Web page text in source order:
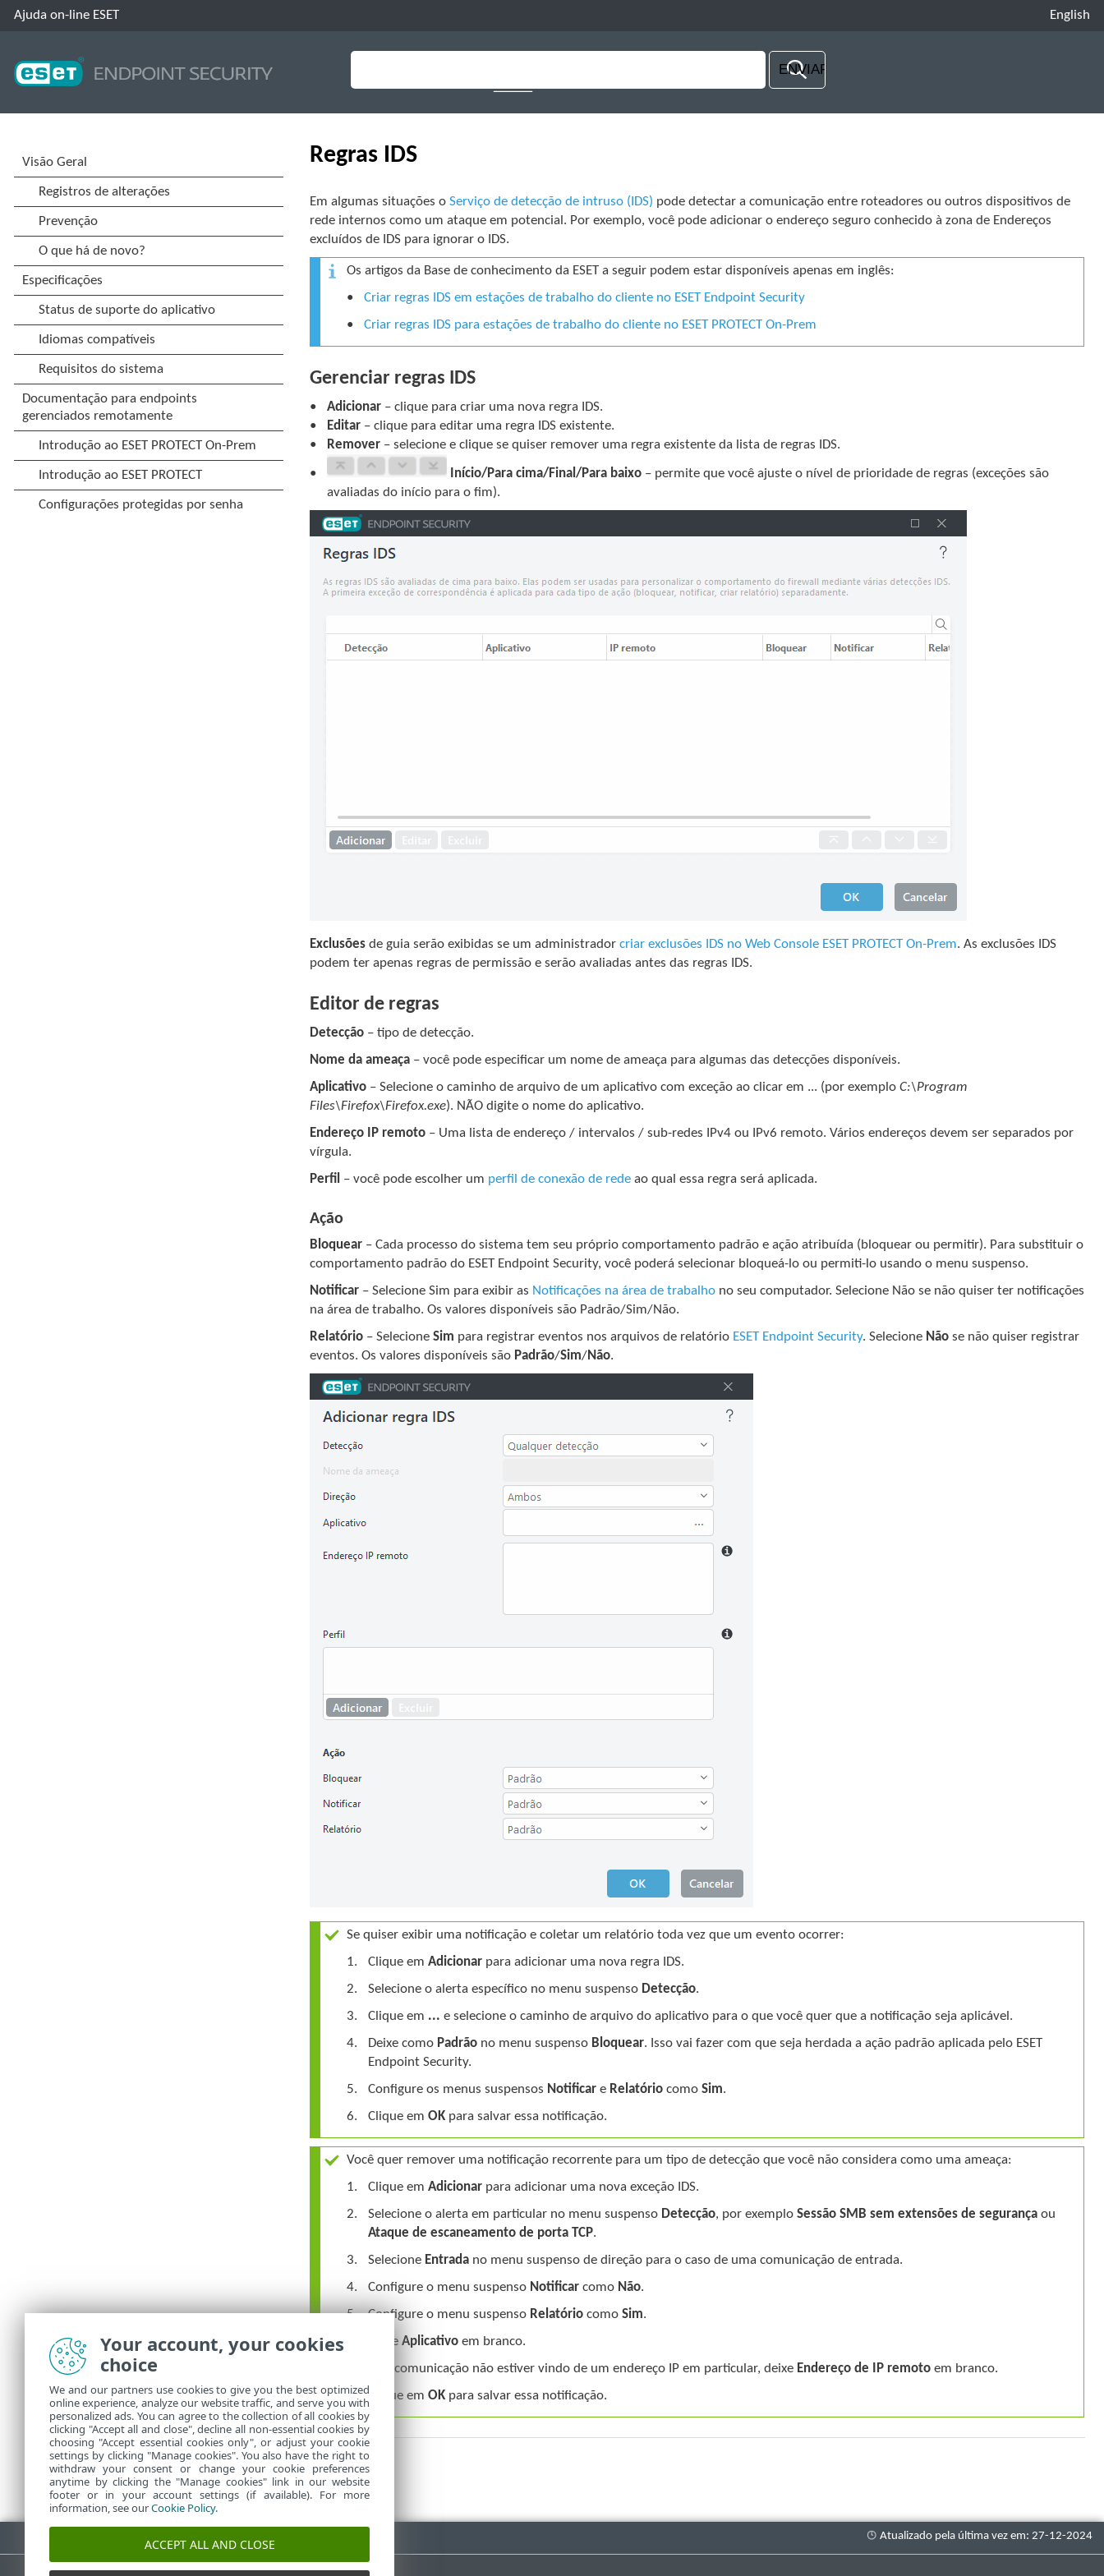
Ajuda on-line ESET English
Regras IDS
Em algumas situações oServiço de detecção de intruso (IDS) pode detectar a comunicação entre roteadores ou outros dispositivos de
rede internos como um ataque em potencial. Por exemplo, você pode adicionar o endereço seguro conhecido à zona de Endereços
excluídos de IDS para ignorar o IDS.
Os artigos da Base de conhecimento da ESET a seguir podem estar disponíveis apenas em inglês:
Criar regras IDS em estações de trabalho do cliente no ESET Endpoint Security
Criar regras IDS para estações de trabalho do cliente no ESET PROTECT On-Prem
Gerenciar regras IDS
Adicionar– clique para criar uma nova regra IDS.
Editar– clique para editar uma regra IDS existente.
Remover– selecione e clique se quiser remover uma regra existente da lista de regras IDS.
Início/Para cima/Final/Para baixo– permite que você ajuste o nível de prioridade de regras (exceções são
avaliadas do início para o fim).
Exclusões de guia serão exibidas se um administradorcriar exclusões IDS no Web Console ESET PROTECT On-Prem. As exclusões IDS
podem ter apenas regras de permissão e serão avaliadas antes das regras IDS.
Editor de regras
Detecção – tipo de detecção.
Nome da ameaça – você pode especificar um nome de ameaça para algumas das detecções disponíveis.
Aplicativo – Selecione o caminho de arquivo de um aplicativo com exceção ao clicar em ... (por exemploC:\Program
Files\Firefox\Firefox.exe). NÃO digite o nome do aplicativo.
Endereço IP remoto – Uma lista de endereço / intervalos / sub-redes IPv4 ou IPv6 remoto. Vários endereços devem ser separados por
vírgula.
Perfil – você pode escolher um perfil de conexão de rede ao qual essa regra será aplicada.
Ação
Bloquear – Cada processo do sistema tem seu próprio comportamento padrão e ação atribuída (bloquear ou permitir). Para substituir o
comportamento padrão do ESET Endpoint Security, você poderá selecionar bloqueá-lo ou permiti-lo usando o menu suspenso.
Notificar – Selecione Sim para exibir as Notificações na área de trabalho no seu computador. Selecione Não se não quiser ter notificações
na área de trabalho. Os valores disponíveis são Padrão/Sim/Não.
Relatório – SelecioneSim para registrar eventos nos arquivos de relatório ESET Endpoint Security. Selecione Não se não quiser registrar
eventos. Os valores disponíveis são Padrão/Sim/Não.
Se quiser exibir uma notificação e coletar um relatório toda vez que um evento ocorrer:
Clique emAdicionar para adicionar uma nova regra IDS.
Selecione o alerta específico no menu suspenso Detecção.
Clique em ... e selecione o caminho de arquivo do aplicativo para o que você quer que a notificação seja aplicável.
Deixe como Padrão no menu suspenso Bloquear. Isso vai fazer com que seja herdada a ação padrão aplicada pelo ESET
Endpoint Security.
Configure os menus suspensos Notificar e Relatório comoSim.
Clique emOK para salvar essa notificação.
Você quer remover uma notificação recorrente para um tipo de detecção que você não considera como uma ameaça:
Clique emAdicionar para adicionar uma nova exceção IDS.
Selecione o alerta em particular no menu suspenso Detecção, por exemploSessão SMB sem extensões de segurança ou
Ataque de escaneamento de porta TCP.
Selecione Entrada no menu suspenso de direção para o caso de uma comunicação de entrada.
Configure o menu suspenso Notificar como Não.
Configure o menu suspenso Relatório comoSim.
DeixeAplicativo em branco.
Se a comunicação não estiver vindo de um endereço IP em particular, deixe Endereço de IP remoto em branco.
Clique emOK para salvar essa notificação.
Your account, your cookies
choice
We and our partners use cookies to give you the best optimized
online experience, analyze our website traffic, and serve you with
personalized ads. You can agree to the collection of all cookies by
clicking "Accept all and close", decline all non-essential cookies by
choosing "Accept essential cookies only", or adjust your cookie
settings by clicking "Manage cookies". You also have the right to
withdraw your consent or change your cookie preferences
anytime by clicking the "Manage cookies" link in our website
footer or in your account settings (if available). For more
information, see ourCookie Policy.
ACCEPT ALL AND CLOSE